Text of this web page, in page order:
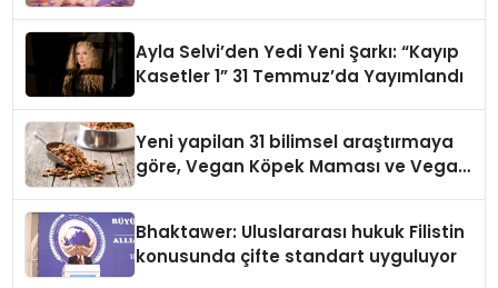
Ayla Selvi’den Yedi Yeni Şarkı: “Kayıp
Kasetler 1” 31 Temmuz’da Yayımlandı
Yeni yapilan 31 bilimsel araştırmaya
göre, Vegan Köpek Maması ve Vegan
Bhaktawer: Uluslararası hukuk Filistin
konusunda çifte standart uyguluyor